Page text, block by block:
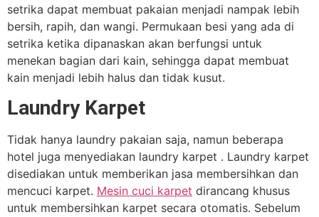
setrika dapat membuat pakaian menjadi nampak lebih
bersih, rapih, dan wangi. Permukaan besi yang ada di
setrika ketika dipanaskan akan berfungsi untuk
menekan bagian dari kain, sehingga dapat membuat
kain menjadi lebih halus dan tidak kusut.
Laundry Karpet
Tidak hanya laundry pakaian saja, namun beberapa
hotel juga menyediakan laundry karpet . Laundry karpet
disediakan untuk memberikan jasa membersihkan dan
mencuci karpet. Mesin cuci karpet dirancang khusus
untuk membersihkan karpet secara otomatis. Sebelum